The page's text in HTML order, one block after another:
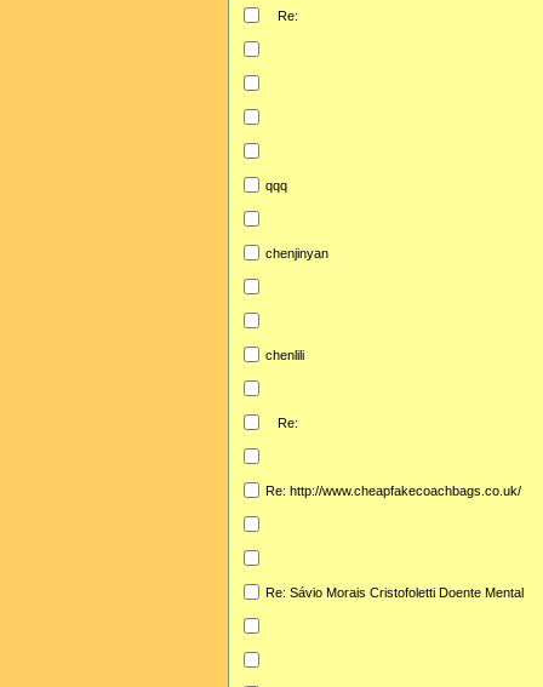
Re:
qqq
chenjinyan
chenlili
Re:
Re: http://www.cheapfakecoachbags.co.uk/
Re: Sávio Morais Cristofoletti Doente Mental